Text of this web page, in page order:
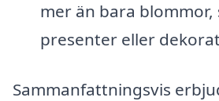
mer än bara blommor,
presenter eller
Sammanfattningsvis